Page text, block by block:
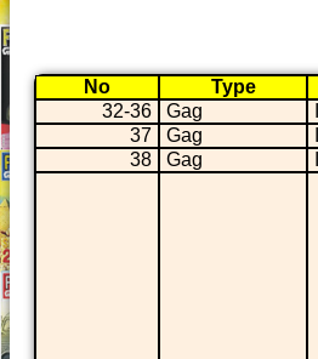
No Type
32-36
Gag
37
Gag
38
Gag